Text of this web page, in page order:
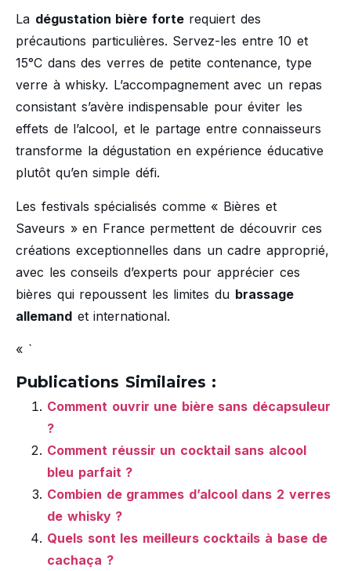
La dégustation bière forterequiert des
précautions particulières. Servez-les entre 10 et
15°C dans des verres de petite contenance, type
verre à whisky. L’accompagnement avec un repas
consistant s’avère indispensable pour éviter les
effets de l’alcool, et le partage entre connaisseurs
transforme la dégustation en expérience éducative
plutôt qu’en simple défi.
Les festivals spécialisés comme « Bières et
Saveurs » en France permettent de découvrir ces
créations exceptionnelles dans un cadre approprié,
avec les conseils d’experts pour apprécier ces
bières qui repoussent les limites du brassage
allemand et international.
« `
Publications Similaires :
Comment ouvrir une bière sans décapsuleur
?
Comment réussir un cocktail sans alcool
bleu parfait ?
Combien de grammes d’alcool dans 2 verres
de whisky ?
Quels sont les meilleurs cocktails à base de
cachaça ?